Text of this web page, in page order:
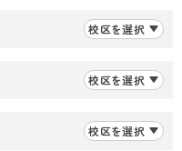
校区を選択
校区を選択
校区を選択